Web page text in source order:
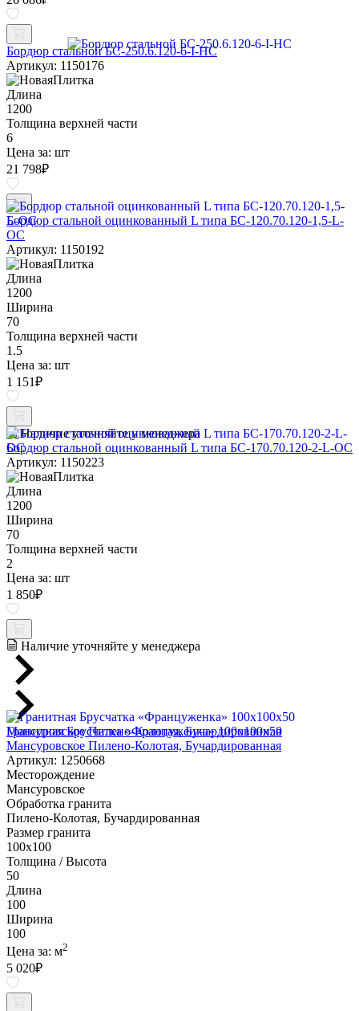
Бордюр стальной БС-250.6.120-6-I-НС
Артикул: 1150176
Длина
1200
Толщина верхней части
6
Цена за: шт
21 798₽
Бордюр стальной оцинкованный L типа БС-120.70.120-1,5-L-
ОС
Артикул: 1150192
Длина
1200
Ширина
70
Толщина верхней части
1.5
Цена за: шт
1 151₽
Наличие уточняйте у менеджера
Бордюр стальной оцинкованный L типа БС-170.70.120-2-L-ОС
Артикул: 1150223
Длина
1200
Ширина
70
Толщина верхней части
2
Цена за: шт
1 850₽
Наличие уточняйте у менеджера
Гранитная Брусчатка «Француженка» 100х100x50
Мансуровское Пилено-Колотая, Бучардированная
Артикул: 1250668
Месторождение
Мансуровское
Обработка гранита
Пилено-Колотая, Бучардированная
Размер гранита
100х100
Толщина / Высота
50
Длина
100
Ширина
100
Цена за: м2
5 020₽